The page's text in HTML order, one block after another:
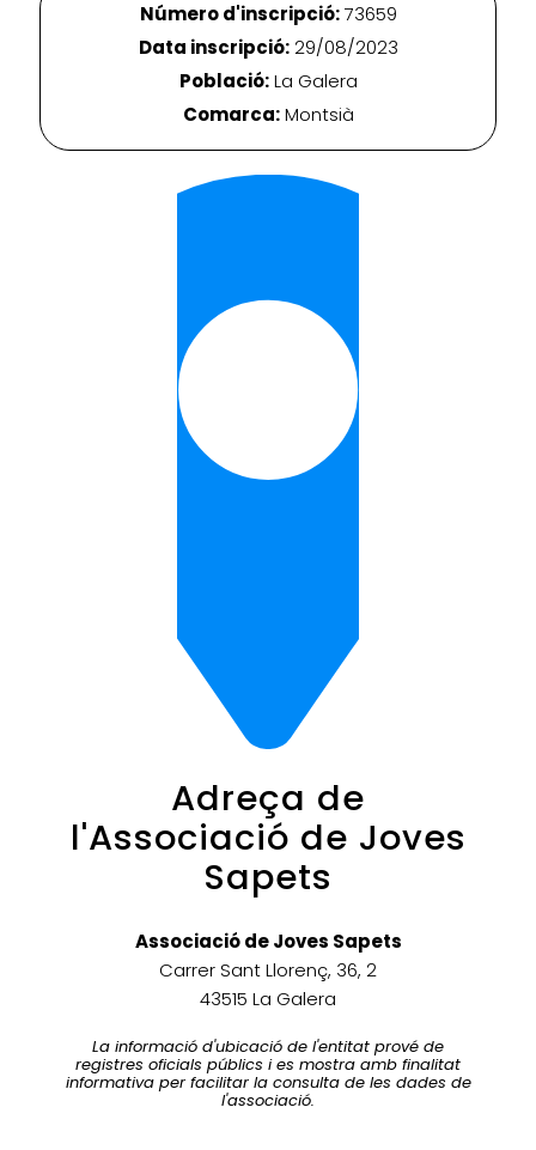
Número d'inscripció:73659
Data inscripció:29/08/2023
Població:La Galera
Comarca:Montsià
Adreça de
l'Associació de Joves
Sapets
Associació de Joves Sapets
Carrer Sant Llorenç, 36, 2
43515 La Galera
La informació d'ubicació de l'entitat prové de
registres oficials públics i es mostra amb finalitat
informativa per facilitar la consulta de les dades de
l'associació.